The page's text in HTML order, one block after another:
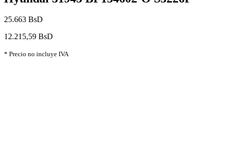
25.663 BsD
12.215,59 BsD
* Precio no incluye IVA